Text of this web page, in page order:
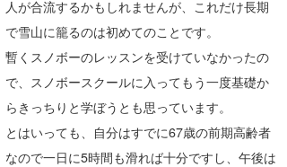
人が合流するかもしれませんが、これだけ長期
で雪山に籠るのは初めてのことです。
暫くスノボーのレッスンを受けていなかったの
で、スノボースクールに入ってもう一度基礎か
らきっちりと学ぼうとも思っています。
とはいっても、自分はすでに67歳の前期高齢者
なので一日に5時間も滑れば十分ですし、午後は
S.K
VAGY
waka☆=